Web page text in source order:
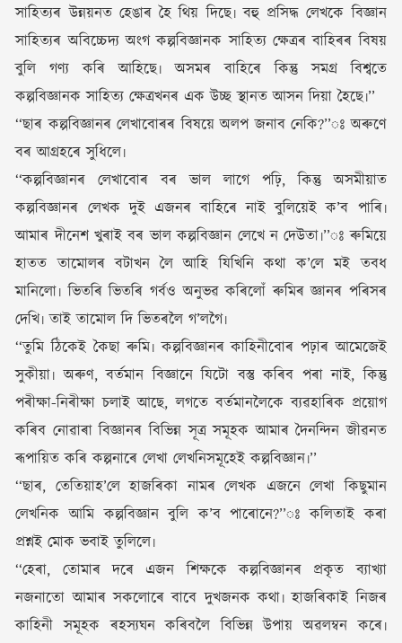
সাহিত্যৰ উন্নয়নত হেঙাৰ হৈ থিয় দিছে৷ বহু প্ৰসিদ্ধ লেখকে বিজ্ঞান
সাহিত্যৰ অবিচ্চেদ্য অংগ কল্পবিজ্ঞানক সাহিত্য ক্ষেত্ৰৰ বাহিৰৰ বিষয়
বুলি গণ্য কৰি আহিছে৷ অসমৰ বাহিৰে কিন্তু সমগ্ৰ বিশ্বতে
কল্পবিজ্ঞানক সাহিত্য ক্ষেত্ৰখনৰ এক উচ্ছ স্থানত আসন দিয়া হৈছে৷’’
‘‘ছাৰ কল্পবিজ্ঞানৰ লেখাবোৰৰ বিষয়ে অলপ জনাব নেকি?’’ঃ অৰুণে
বৰ আগ্ৰহৰে সুধিলে৷
‘‘কল্পবিজ্ঞানৰ লেখাবোৰ বৰ ভাল লাগে পঢ়ি, কিন্তু অসমীয়াত
কল্পবিজ্ঞানৰ লেখক দুই এজনৰ বাহিৰে নাই বুলিয়েই ক’ব পাৰি৷
আমাৰ দীনেশ খুৰাই বৰ ভাল কল্পবিজ্ঞান লেখে ন দেউতা৷’’ঃ ৰুমিয়ে
হাতত তামোলৰ বটাখন লৈ আহি যিখিনি কথা ক’লে মই তবধ
মানিলো৷ ভিতৰি ভিতৰি গৰ্বও অনুভৱ কৰিলোঁ ৰুমিৰ জ্ঞানৰ পৰিসৰ
দেখি৷ তাই তামোল দি ভিতৰলৈ গ’লগৈ৷
‘‘তুমি ঠিকেই কৈছা ৰুমি৷ কল্পবিজ্ঞানৰ কাহিনীবোৰ পঢ়াৰ আমেজেই
সুকীয়া৷ অৰুণ, বৰ্তমান বিজ্ঞানে যিটো বস্তু কৰিব পৰা নাই, কিন্তু
পৰীক্ষা-নিৰীক্ষা চলাই আছে, লগতে বৰ্তমানলৈকে ব্যৱহাৰিক প্ৰয়োগ
কৰিব নোৱাৰা বিজ্ঞানৰ বিভিন্ন সূত্ৰ সমূহক আমাৰ দৈনন্দিন জীৱনত
ৰূপায়িত কৰি কল্পনাৰে লেখা লেখনিসমূহেই কল্পবিজ্ঞান৷’’
‘‘ছাৰ, তেতিয়াহ’লে হাজৰিকা নামৰ লেখক এজনে লেখা কিছুমান
লেখনিক আমি কল্পবিজ্ঞান বুলি ক’ব পাৰোনে?’’ঃ কলিতাই কৰা
প্ৰশ্নই মোক ভবাই তুলিলে৷
‘‘হেৰা, তোমাৰ দৰে এজন শিক্ষকে কল্পবিজ্ঞানৰ প্ৰকৃত ব্যাখ্যা
নজনাতো আমাৰ সকলোৰে বাবে দুখজনক কথা৷ হাজৰিকাই নিজৰ
কাহিনী সমূহক ৰহস্যঘন কৰিবলৈ বিভিন্ন উপায় অৱলম্বন কৰে৷